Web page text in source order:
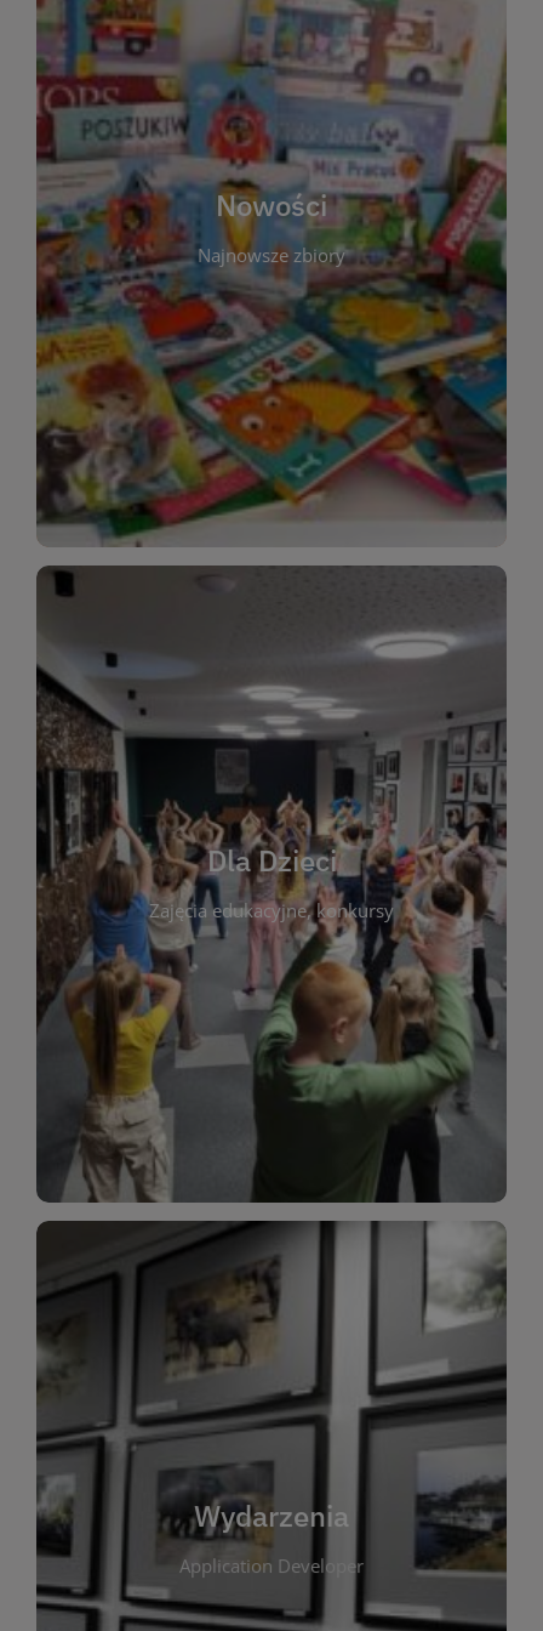
Nowości
Najnowsze zbiory
W tej sekcji prezentujemy najnowsze książki,
audiobooki oraz filmy, które właśnie trafiły do
zbiorów Miejskiej Biblioteki Publicznej w
Starachowicach. Regularnie aktualizujemy listę,
aby Czytelnicy mogli na bieżąco odkrywać świeże
tytuły i najciekawsze premiery wydawnicze. Każda
pozycja opatrzona jest krótkim opisem i
informacją o dostępności w katalogu. Zachęcamy
do częstych odwiedzin – nowości pojawiają się
niemal każdego tygodnia! Dzięki tej zakładce
zawsze będziesz wiedzieć, co warto przeczytać
jako pierwsze.
WIĘCEJ
Dla Dzieci
Zajęcia edukacyjne, konkursy
Dla Dzieci
To miejsce stworzone z myślą o najmłodszych
czytelnikach i ich rodzicach. Znajdziesz tu
informacje o zajęciach edukacyjnych, konkursach
plastycznych i spotkaniach z autorami książek dla
dzieci. Biblioteka oferuje bogaty wybór bajek,
opowiadań i lektur szkolnych, a także przyjazny
kącik do wspólnego czytania. Pragniemy
rozbudzać miłość do książek od najmłodszych lat.
Zapraszamy do wspólnej zabawy i odkrywania
świata literatury!
WIĘCEJ
Wydarzenia
Application Developer
Wydarzenia
W tej zakładce publikujemy informacje o
wszystkich wydarzeniach organizowanych przez
bibliotekę. Znajdziesz tu zapowiedzi spotkań
autorskich, warsztatów, prelekcji i zajęć
tematycznych dla różnych grup wiekowych. Każde
wydarzenie ma na celu promowanie kultury
czytelniczej oraz integrację społeczności lokalnej.
Dzięki kalendarzowi wydarzeń możesz łatwo